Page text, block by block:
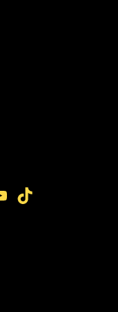
TikTok